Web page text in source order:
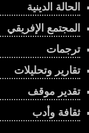
الحالة الدينية
المجتمع الإفريقي
ترجمات
تقارير وتحليلات
تقدير موقف
ثقافة وأدب